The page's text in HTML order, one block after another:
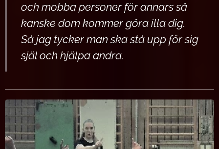
och mobba personer för annars så
kanske dom kommer göra illa dig.
Så jag tycker man ska stå upp för sig
själ och hjälpa andra.